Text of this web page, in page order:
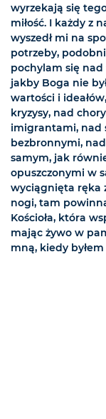
wyrzekają się
miłość. I każdy z
wyszedł mi na
potrzeby,
pochylam się
jakby Boga nie
wartości i
kryzysy, nad
imigrantami, nad
bezbronnymi,
samym, jak
opuszczonymi w
wyciągnięta ręka
nogi, tam
Kościoła, która
mając żywo w
mną, kiedy